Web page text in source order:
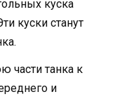
куска
куски станут
части танка к
и